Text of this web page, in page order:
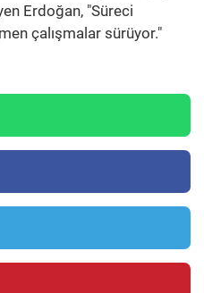
Erdoğan, "Süreci
çalışmalar sürüyor."